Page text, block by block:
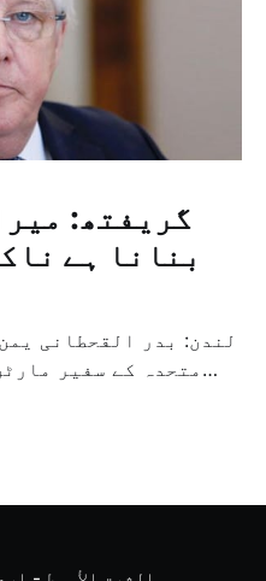
گریفتھ:
بنانا ہے
لندن: بدر القحطانی
متحدہ کے سفیر
ثالثی اور اس کشمکش